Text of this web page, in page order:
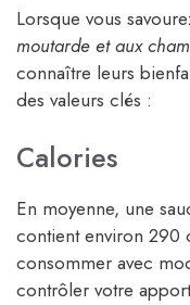
Lorsque vous
moutarde et aux
connaître leurs
des valeurs clés :
Calories
En moyenne, une
contient environ 290
consommer avec
contrôler votre